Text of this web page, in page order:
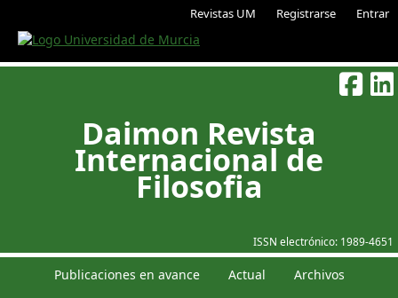
Revistas UM Registrarse Entrar
ISSN electrónico: 1989-4651
Daimon Revista
Internacional de
Filosofia
Publicaciones en avance Actual Archivos